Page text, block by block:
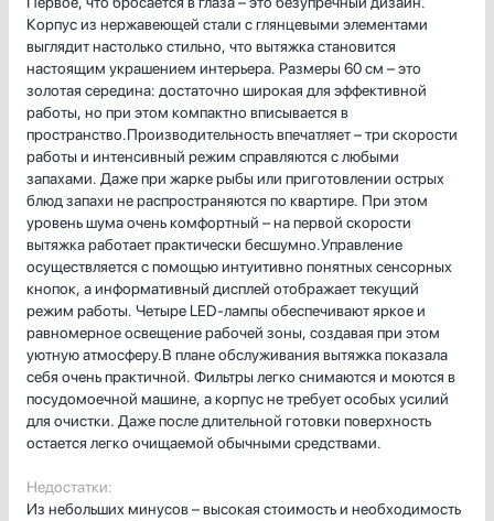
Корпус из нержавеющей стали с глянцевыми элементами
выглядит настолько стильно, что вытяжка становится
настоящим украшением интерьера. Размеры 60 см – это
золотая середина: достаточно широкая для эффективной
работы, но при этом компактно вписывается в
пространство.Производительность впечатляет – три скорости
работы и интенсивный режим справляются с любыми
запахами. Даже при жарке рыбы или приготовлении острых
блюд запахи не распространяются по квартире. При этом
уровень шума очень комфортный – на первой скорости
вытяжка работает практически бесшумно.Управление
осуществляется с помощью интуитивно понятных сенсорных
кнопок, а информативный дисплей отображает текущий
режим работы. Четыре LED-лампы обеспечивают яркое и
равномерное освещение рабочей зоны, создавая при этом
уютную атмосферу.В плане обслуживания вытяжка показала
себя очень практичной. Фильтры легко снимаются и моются в
посудомоечной машине, а корпус не требует особых усилий
для очистки. Даже после длительной готовки поверхность
остается легко очищаемой обычными средствами.
Недостатки:
Из небольших минусов – высокая стоимость и необходимость